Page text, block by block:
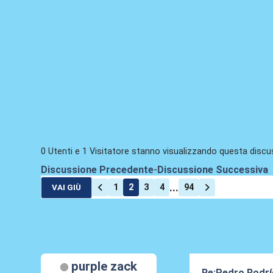
0 Utenti e 1 Visitatore stanno visualizzando questa
Discussione Precedente- Discussione Successiva
VAI GIÙ 1 2 3 4 ... 94
purple zack